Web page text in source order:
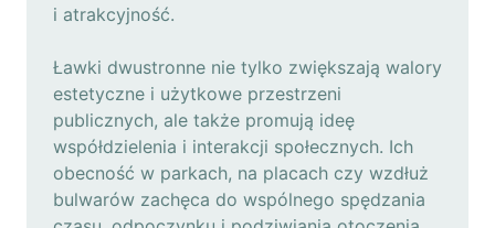
i atrakcyjność.
Ławki dwustronne nie tylko zwiększają walory
estetyczne i użytkowe przestrzeni
publicznych, ale także promują ideę
współdzielenia i interakcji społecznych. Ich
obecność w parkach, na placach czy wzdłuż
bulwarów zachęca do wspólnego spędzania